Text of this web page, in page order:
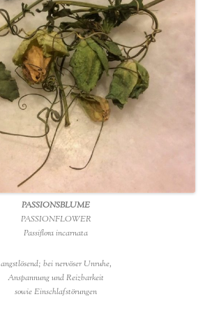
PASSIONSBLUME
PASSIONFLOWER
Passiflora incarnata
angstlösend; bei nervöser Unruhe,
Anspannung und Reizbarkeit
sowie Einschlafstörungen